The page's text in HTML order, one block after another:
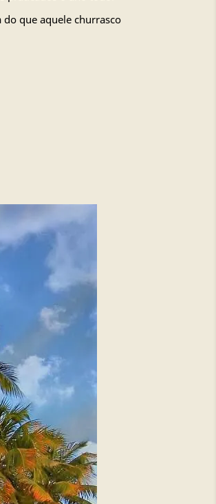
que aquele churrasco